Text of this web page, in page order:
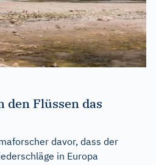
den Flüssen das
davor, dass der
in Europa